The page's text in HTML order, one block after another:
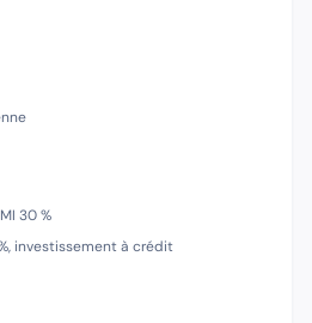
30 %
investissement à crédit